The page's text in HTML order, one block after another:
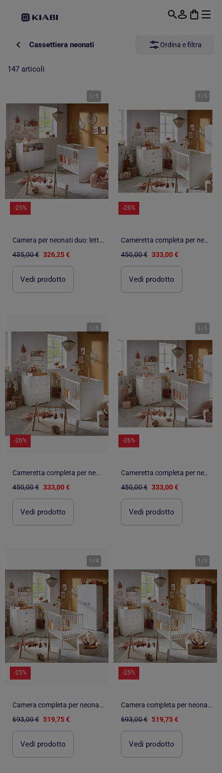
Cassettiera neonati Ordina e filtra
147 articoli
1 / 5
-25%
Camera per neonati duo: lettino 120x60 e cassettiera fasciatoio a 2 ante bianco - BABYPRICE
435,00 € 326,25 €
Vedi prodotto
1 / 5
-26%
Cameretta completa per neonato con lettino 120x60 e cassettiera fasciatoio a tre - BABYPRICE
450,00 € 333,00 €
Vedi prodotto
1 / 5
-26%
Cameretta completa per neonato con lettino 120x60 e cassettiera fasciatoio a tre - BABYPRICE
450,00 € 333,00 €
Vedi prodotto
1 / 5
-26%
Cameretta completa per neonato con lettino 120x60 e cassettiera fasciatoio a tre - BABYPRICE
450,00 € 333,00 €
Vedi prodotto
1 /4
-25%
Camera completa per neonati Basic, lettino 120x60 con sponde, cassettiera fasciatoio a 3 - BABYPRICE
693,00 € 519,75 €
Vedi prodotto
1 / 5
-25%
Camera completa per neonati Basic, lettino 120x60 con sponde, cassettiera fasciatoio a 3 - BABYPRICE
693,00 € 519,75 €
Vedi prodotto